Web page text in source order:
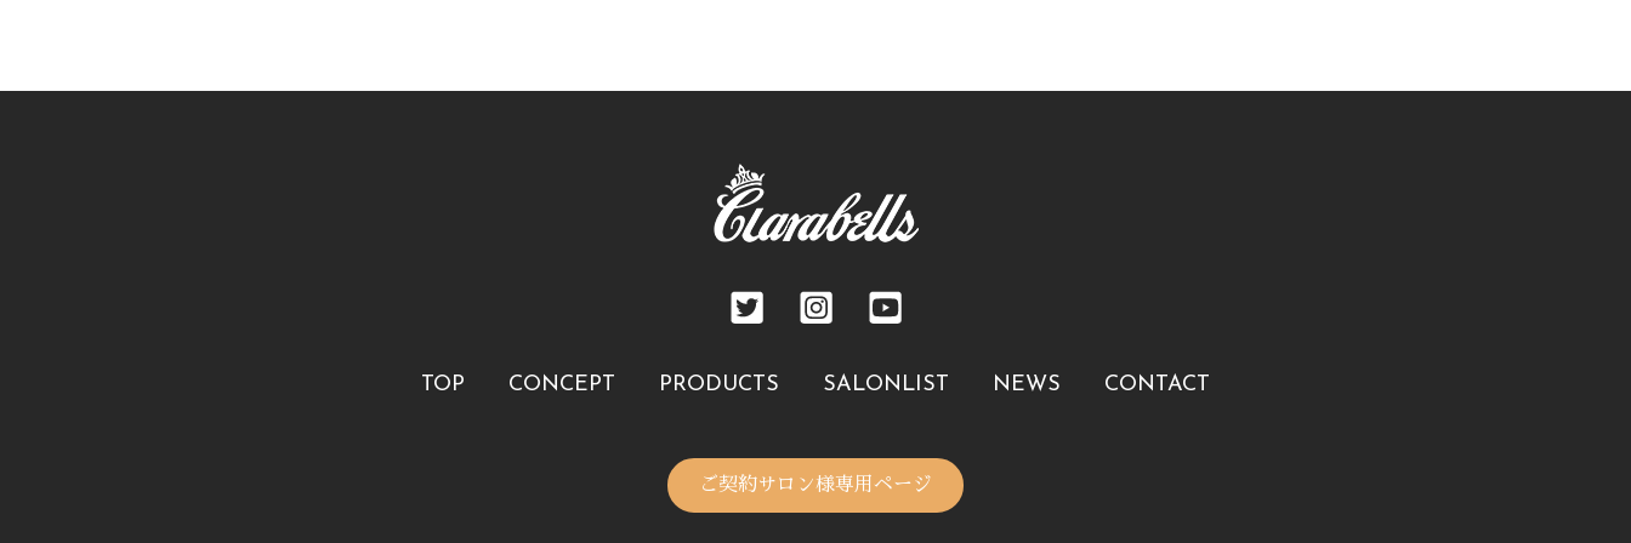
TOP CONCEPT PRODUCTS SALONLIST NEWS CONTACT
ご契約サロン様専用ページ